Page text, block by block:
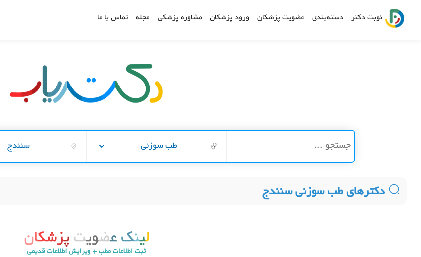
نوبت دکتر دسته‌بندی عضویت پزشکان ورود پزشکان مشاوره پزشکی مجله تماس با ما
طب سوزنی سنندج
دکترهای طب سوزنی سنندج